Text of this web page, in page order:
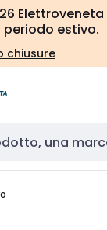
periodo estivo.
chiusure